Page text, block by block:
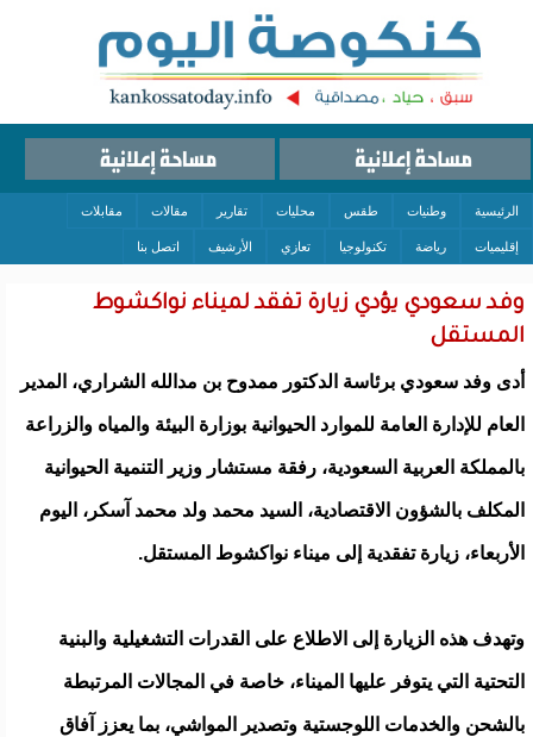
الرئيسية وطنيات طقس محليات تقارير مقالات مقابلات
إقليميات رياضة تكنولوجيا تعازي الأرشيف اتصل بنا
وفد سعودي يؤدي زيارة تفقد لميناء نواكشوط
المستقل
أدى وفد سعودي برئاسة الدكتور ممدوح بن مدالله الشراري، المدير
العام للإدارة العامة للموارد الحيوانية بوزارة البيئة والمياه والزراعة
بالمملكة العربية السعودية، رفقة مستشار وزير التنمية الحيوانية
المكلف بالشؤون الاقتصادية، السيد محمد ولد محمد آسكر، اليوم
الأربعاء، زيارة تفقدية إلى ميناء نواكشوط المستقل.
وتهدف هذه الزيارة إلى الاطلاع على القدرات التشغيلية والبنية
التحتية التي يتوفر عليها الميناء، خاصة في المجالات المرتبطة
بالشحن والخدمات اللوجستية وتصدير المواشي، بما يعزز آفاق